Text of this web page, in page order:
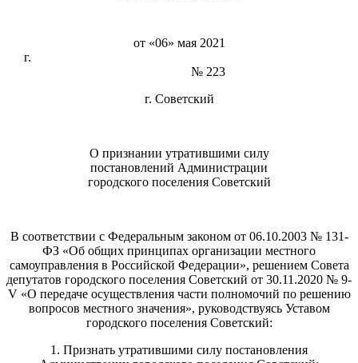
от «06» мая 2021
г.
№ 223
г. Советский
О признании утратившими силу
постановлений Администрации
городского поселения Советский
В соответствии с Федеральным законом от 06.10.2003 № 131-
ФЗ «Об общих принципах организации местного
самоуправления в Российской Федерации», решением Совета
депутатов городского поселения Советский от 30.11.2020 № 9-
V «О передаче осуществления части полномочий по решению
вопросов местного значения», руководствуясь Уставом
городского поселения Советский:
1. Признать утратившими силу постановления